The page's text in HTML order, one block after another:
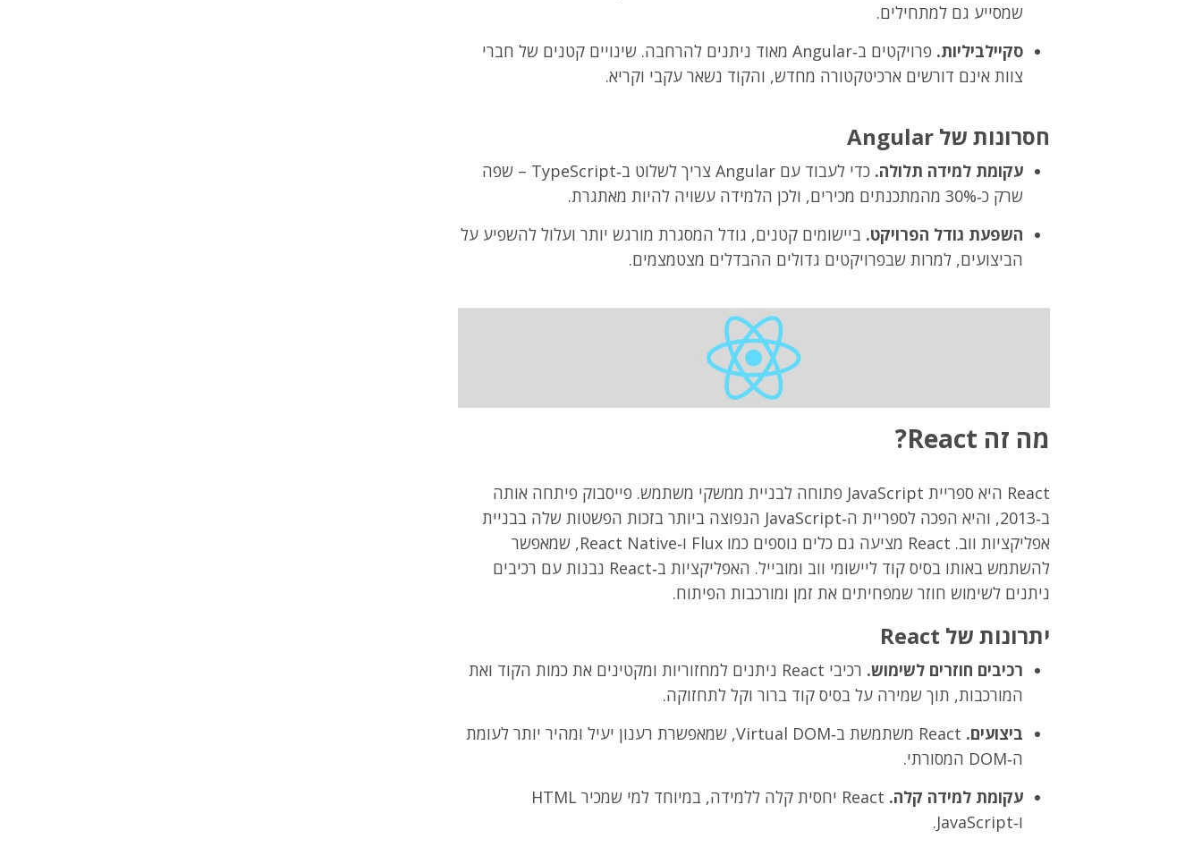
שמסייע גם למתחילים.
סקיילביליות.
פרויקטים ב‑Angular מאוד ניתנים להרחבה. שינויים קטנים של חברי
צוות אינם דורשים ארכיטקטורה מחדש, והקוד נשאר עקבי וקריא.
חסרונות של Angular
עקומת למידה תלולה.
כדי לעבוד עם Angular צריך לשלוט ב‑TypeScript – שפה
שרק כ‑30% מהמתכנתים מכירים, ולכן הלמידה עשויה להיות מאתגרת.
השפעת גודל הפרויקט. ביישומים קטנים, גודל המסגרת מורגש יותר ועלול להשפיע על
הביצועים, למרות שבפרויקטים גדולים ההבדלים מצטמצמים.
מה זה React?
React היא ספריית JavaScript פתוחה לבניית ממשקי משתמש. פייסבוק פיתחה אותה
ב‑2013, והיא הפכה לספריית ה‑JavaScript הנפוצה ביותר בזכות הפשטות שלה בבניית
אפליקציות ווב. React מציעה גם כלים נוספים כמו Flux ו‑React Native, שמאפשר
להשתמש באותו בסיס קוד ליישומי ווב ומובייל. האפליקציות ב‑React נבנות עם רכיבים
ניתנים לשימוש חוזר שמפחיתים את זמן ומורכבות הפיתוח.
יתרונות של React
רכיבים חוזרים לשימוש.
רכיבי React ניתנים למחזוריות ומקטינים את כמות הקוד ואת
המורכבות, תוך שמירה על בסיס קוד ברור וקל לתחזוקה.
ביצועים.
React משתמשת ב‑Virtual DOM, שמאפשרת רענון יעיל ומהיר יותר לעומת
ה‑DOM המסורתי.
עקומת למידה קלה.
React יחסית קלה ללמידה, במיוחד למי שמכיר HTML
ו‑JavaScript.